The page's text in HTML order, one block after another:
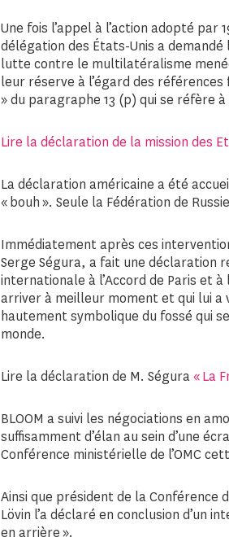
Une fois l’appel à l’action adopté par
délégation des États-Unis a
lutte contre le multilatéralisme
leur réserve à l’égard des références
» du paragraphe 13 (p) qui se réfère
Lire la déclaration de la mission des
La déclaration américaine a été
« bouh ». Seule la Fédération de
Immédiatement après ces
Serge Ségura, a fait une déclaration
internationale à l’Accord de Paris et
arriver à meilleur moment et qui lui
hautement symbolique du fossé qui
monde.
Lire la déclaration de M. Ségura« La
BLOOM a suivi les négociations en
suffisamment d’élan au sein d’une
Conférence ministérielle de l’OMC
Ainsi que président de la Conférence
Lövin l’a déclaré en conclusion d’un
en arrière ».